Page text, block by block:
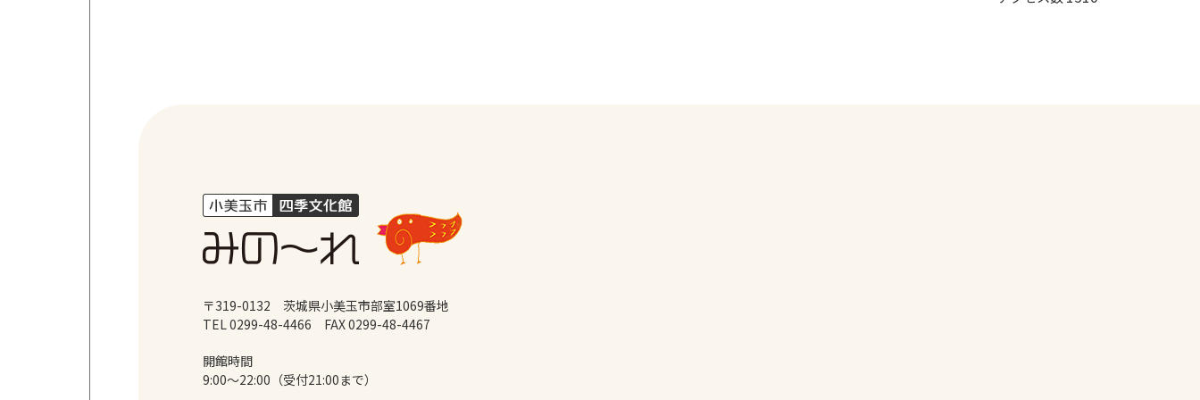
〒319-0132 茨城県小美玉市部室1069番地
TEL 0299-48-4466
FAX 0299-48-4467
開館時間
9:00～22:00（受付21:00まで）